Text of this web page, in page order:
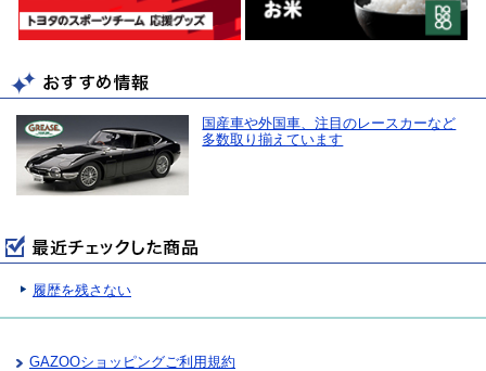
国産車や外国車、注目のレースカーなど
多数取り揃えています
履歴を残さない
GAZOOショッピングご利用規約